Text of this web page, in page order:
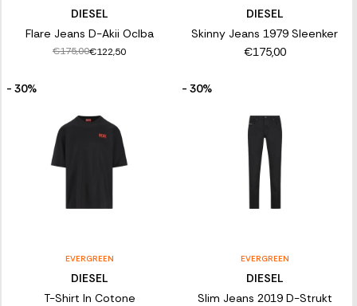
DIESEL
Flare Jeans D-Akii Oclba
€175,00€122,50
DIESEL
Skinny Jeans 1979 Sleenker
€175,00
- 30%
EVERGREEN
DIESEL
T-Shirt In Cotone
- 30%
EVERGREEN
DIESEL
Slim Jeans 2019 D-Strukt